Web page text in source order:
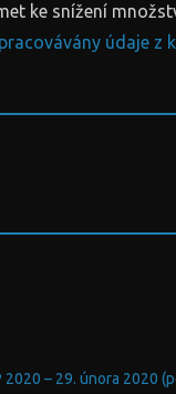
ke snížení
údaje z
2020 – 29. února 2020